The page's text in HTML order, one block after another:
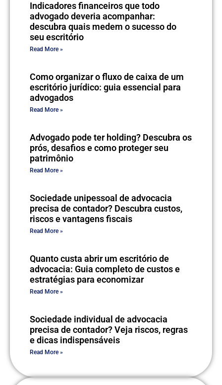
Indicadores financeiros que todo
advogado deveria acompanhar:
descubra quais medem o sucesso do
seu escritório
Read More »
Como organizar o fluxo de caixa de um
escritório jurídico: guia essencial para
advogados
Read More »
Advogado pode ter holding? Descubra os
prós, desafios e como proteger seu
patrimônio
Read More »
Sociedade unipessoal de advocacia
precisa de contador? Descubra custos,
riscos e vantagens fiscais
Read More »
Quanto custa abrir um escritório de
advocacia: Guia completo de custos e
estratégias para economizar
Read More »
Sociedade individual de advocacia
precisa de contador? Veja riscos, regras
e dicas indispensáveis
Read More »